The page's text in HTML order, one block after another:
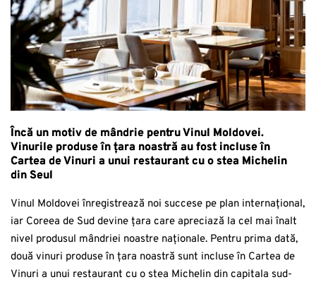
Încă un motiv de mândrie pentru Vinul Moldovei.
Vinurile produse în țara noastră au fost incluse în
Cartea de Vinuri a unui restaurant cu o stea Michelin
din Seul
Vinul Moldovei înregistrează noi succese pe plan internațional,
iar Coreea de Sud devine țara care apreciază la cel mai înalt
nivel produsul mândriei noastre naționale. Pentru prima dată,
două vinuri produse în țara noastră sunt incluse în Cartea de
Vinuri a unui restaurant cu o stea Michelin din capitala sud-